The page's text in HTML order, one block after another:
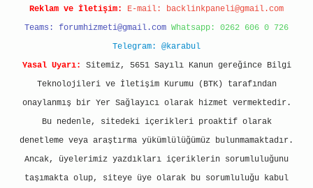
Reklam ve İletişim: E-mail: backlinkpaneli@gmail.com
Teams: forumhizmeti@gmail.com Whatsapp: 0262 606 0 726
Telegram: @karabul
Yasal Uyarı:
Sitemiz, 5651 Sayılı Kanun gereğince Bilgi
Teknolojileri ve İletişim Kurumu (BTK) tarafından
onaylanmış bir Yer Sağlayıcı olarak hizmet vermektedir.
Bu nedenle, sitedeki içerikleri proaktif olarak
denetleme veya araştırma yükümlülüğümüz bulunmamaktadır.
Ancak, üyelerimiz yazdıkları içeriklerin sorumluluğunu
taşımakta olup, siteye üye olarak bu sorumluluğu kabul